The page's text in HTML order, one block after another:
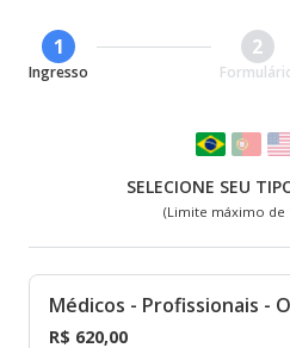
1
Ingresso
2
SELECIONE SEU
(Limite máximo de
Médicos - Profissionais -
R$ 620,00